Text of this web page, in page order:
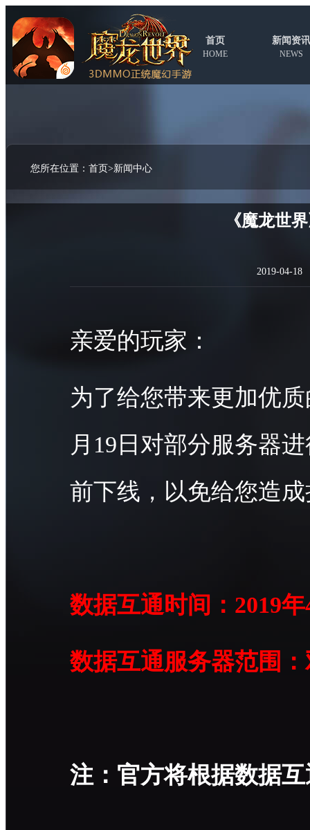
首页
HOME
新闻资讯
NEWS
您所在位置： 首页>新闻中心
《魔龙世
2019-04-18
亲爱的玩家：
为了给您带来更加优
月19日对部分服务器
前下线，以免给您造
数据互通时间：2019
数据互通服务器范围
注：官方将根据数据